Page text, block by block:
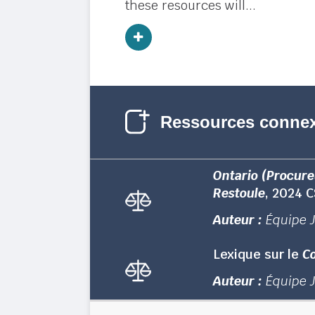
these resources will...
Ressources
Ontario
Restoule, 2024
Auteur : Équipe
Lexique sur le
Auteur : Équipe